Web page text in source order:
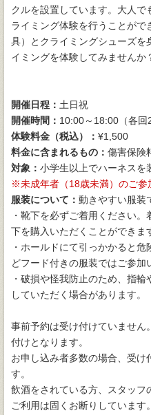
クルを設置しています。大人で
ライミング体験を行うことが
具）とクライミングシューズを
イミングを体験してみませんか
開催日程： 土日祝
開催時間： 10:00～18:00（
体験料金（税込）： ¥1,500
料金に含まれるもの： 傷害保険
対象： 小学生以上でハーネスを
未成年者（18歳未満）のご参
服装について： 動きやすい服装
・靴下を必ずご着用ください
下を購入いただくことができま
・ホールドにて引っかかると
どフード付きの服装ではご参加
・破損や怪我防止のため、指
していただく場合があります。
事前予約は受け付けていません
付けとなります。
お申し込み者多数の場合、受け
す。
飲酒をされている方、スタッ
ご利用は固くお断りしています。